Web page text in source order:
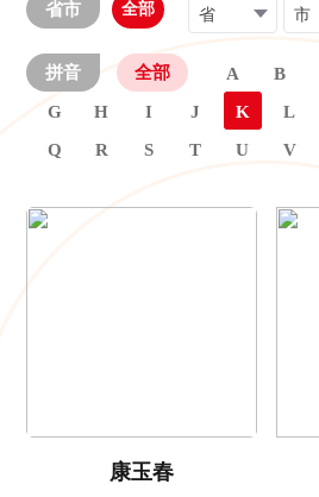
省市 全部 省 市
拼音 全部 A B
G
H I J K L
Q
R S T U V
康玉春